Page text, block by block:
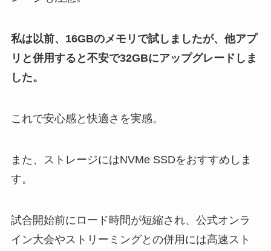
私は以前、16GBのメモリで試しましたが、他アプ
リと併用すると不安で32GBにアップグレードしま
した。
これで安心感と快適さを実感。
また、ストレージにはNVMe SSDをおすすめしま
す。
試合開始前にロード時間が短縮され、公式オンラ
イン大会やストリーミングとの併用には高速スト